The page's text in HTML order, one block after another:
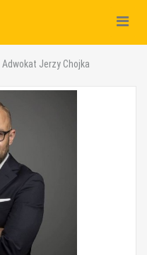
Adwokat Jerzy Chojka